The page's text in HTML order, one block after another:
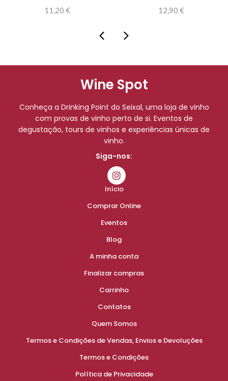
11,20 € 12,90 €
Wine Spot
Conheça a Drinking Point do Seixal, uma loja de vinho
com provas de vinho perto de si. Eventos de
degustação, tours de vinhos e experiências únicas de
vinho.
Siga-nos:
Início
Comprar Online
Eventos
Blog
A minha conta
Finalizar compras
Carrinho
Contatos
Quem Somos
Termos e Condições de Vendas, Envios e Devoluções
Termos e Condições
Política de Privacidade